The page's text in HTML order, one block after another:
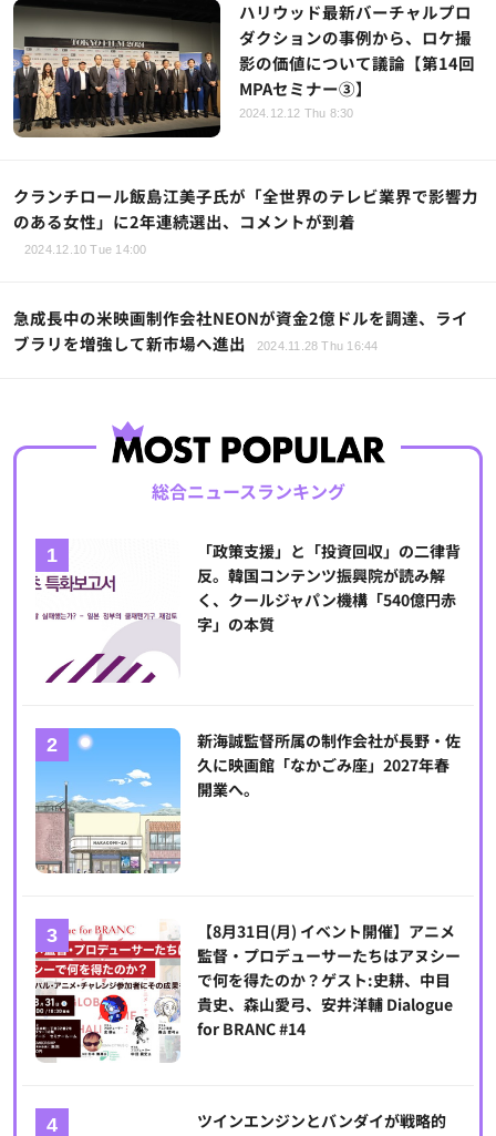
ハリウッド最新バーチャルプロ
ダクションの事例から、ロケ撮
影の価値について議論【第14回
MPAセミナー③】
2024.12.12 Thu 8:30
クランチロール飯島江美子氏が「全世界のテレビ業界で影響力
のある女性」に2年連続選出、コメントが到着
2024.12.10 Tue 14:00
急成長中の米映画制作会社NEONが資金2億ドルを調達、ライ
ブラリを増強して新市場へ進出
2024.11.28 Thu 16:44
総合ニュースランキング
「政策支援」と「投資回収」の二律背
反。韓国コンテンツ振興院が読み解
く、クールジャパン機構「540億円赤
字」の本質
新海誠監督所属の制作会社が長野・佐
久に映画館「なかごみ座」2027年春
開業へ。
【8月31日(月) イベント開催】アニメ
監督・プロデューサーたちはアヌシー
で何を得たのか？ゲスト:史耕、中目
貴史、森山愛弓、安井洋輔 Dialogue
for BRANC #14
ツインエンジンとバンダイが戦略的